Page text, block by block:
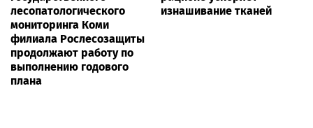
лесопатологического
мониторинга Коми
филиала Рослесозащиты
продолжают работу по
выполнению годового
плана
изнашивание тканей